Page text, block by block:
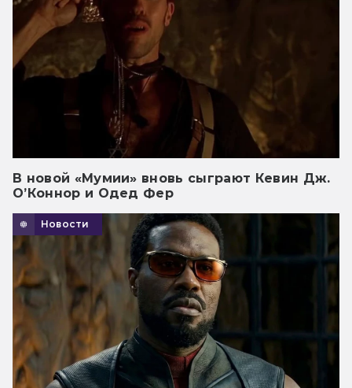
В новой «Мумии» вновь сыграют Кевин Дж.
О’Коннор и Одед Фер
Новости